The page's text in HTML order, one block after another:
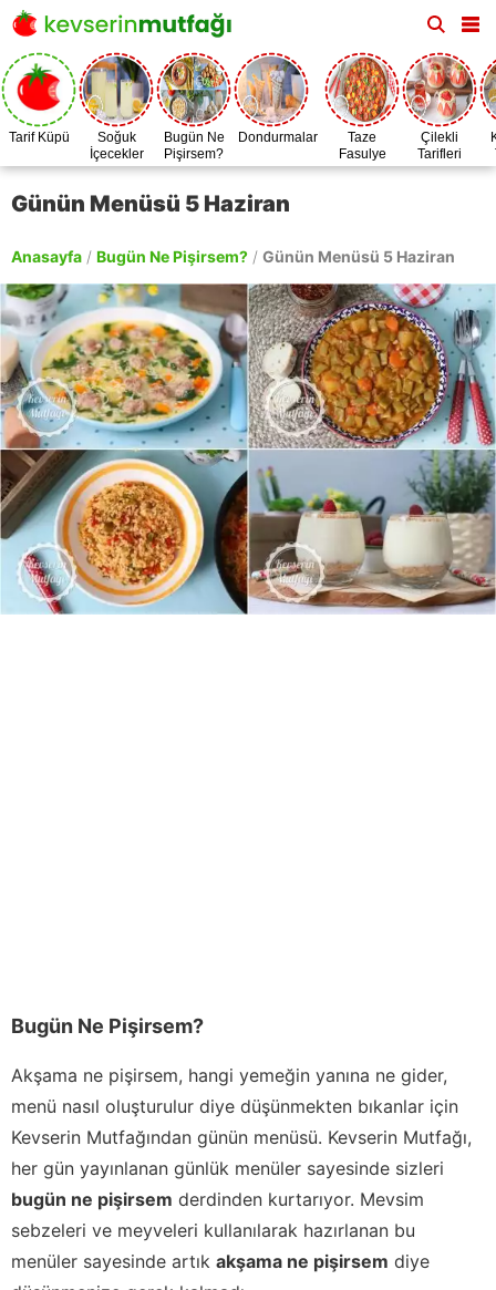
Tarif Küpü
Soğuk
İçecekler
Bugün Ne
Pişirsem?
Dondurmalar
Taze
Fasulye
Zamanı
Çilekli
Tarifleri
Günün Menüsü 5 Haziran
Anasayfa / Bugün Ne Pişirsem? / Günün Menüsü 5 Haziran
Bugün Ne Pişirsem?
Akşama ne pişirsem, hangi yemeğin yanına ne gider,
menü nasıl oluşturulur diye düşünmekten bıkanlar için
Kevserin Mutfağından günün menüsü. Kevserin Mutfağı,
her gün yayınlanan günlük menüler sayesinde sizleri
bugün ne pişirsem derdinden kurtarıyor. Mevsim
sebzeleri ve meyveleri kullanılarak hazırlanan bu
menüler sayesinde artık akşama ne pişirsem diye